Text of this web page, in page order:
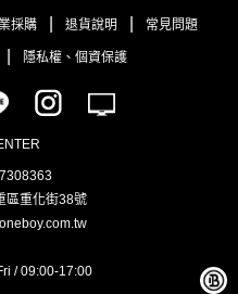
採購 退貨說明 常見問題
隱私權、個資保護
區重化街38號
/ 09:00-17:00